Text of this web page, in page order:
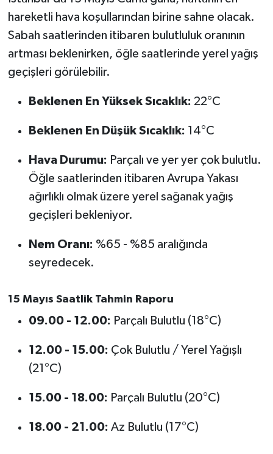
hareketli hava koşullarından birine sahne olacak.
Sabah saatlerinden itibaren bulutluluk oranının
artması beklenirken, öğle saatlerinde yerel yağış
geçişleri görülebilir.
Beklenen En Yüksek Sıcaklık: 22°C
Beklenen En Düşük Sıcaklık: 14°C
Hava Durumu: Parçalı ve yer yer çok bulutlu.
Öğle saatlerinden itibaren Avrupa Yakası
ağırlıklı olmak üzere yerel sağanak yağış
geçişleri bekleniyor.
Nem Oranı: %65 - %85 aralığında
seyredecek.
15 Mayıs Saatlik Tahmin Raporu
09.00 - 12.00: Parçalı Bulutlu (18°C)
12.00 - 15.00: Çok Bulutlu / Yerel Yağışlı
(21°C)
15.00 - 18.00: Parçalı Bulutlu (20°C)
18.00 - 21.00: Az Bulutlu (17°C)
KÜLTÜR-SANAT
MAGAZİN
OLAY
OTOMOTİV
Resmi İlanlar
SAĞLIK
Sındırgı
SPOR
SÜRMANŞET